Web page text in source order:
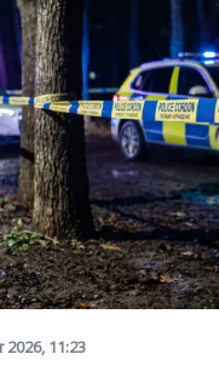
2026, 11:23